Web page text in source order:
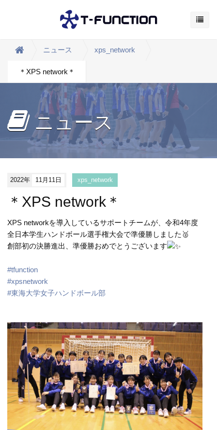
ニュース xps_network
＊XPS network＊
ニュース
2022年 11月11日 xps_network
＊XPS network＊
XPS networkを導入しているサポートチームが、令和4年度
全日本学生ハンドボール選手権大会で準優勝しました🥈
創部初の決勝進出、準優勝おめでとうございます
#tfunction
#xpsnetwork
#東海大学女子ハンドボール部